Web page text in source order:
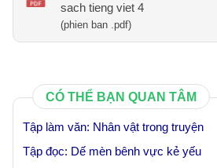
sach tieng viet 4
(phien ban .pdf)
CÓ THỂ BẠN QUAN TÂM
Tập làm văn: Nhân vật trong truyện
Tập đọc: Dế mèn bênh vực kẻ yếu